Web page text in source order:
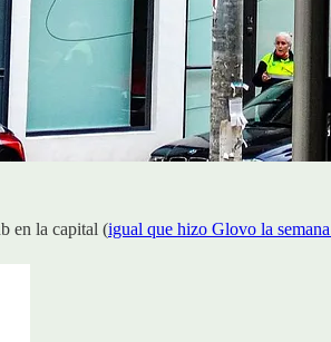
en la capital (igual que hizo Glovo la semana